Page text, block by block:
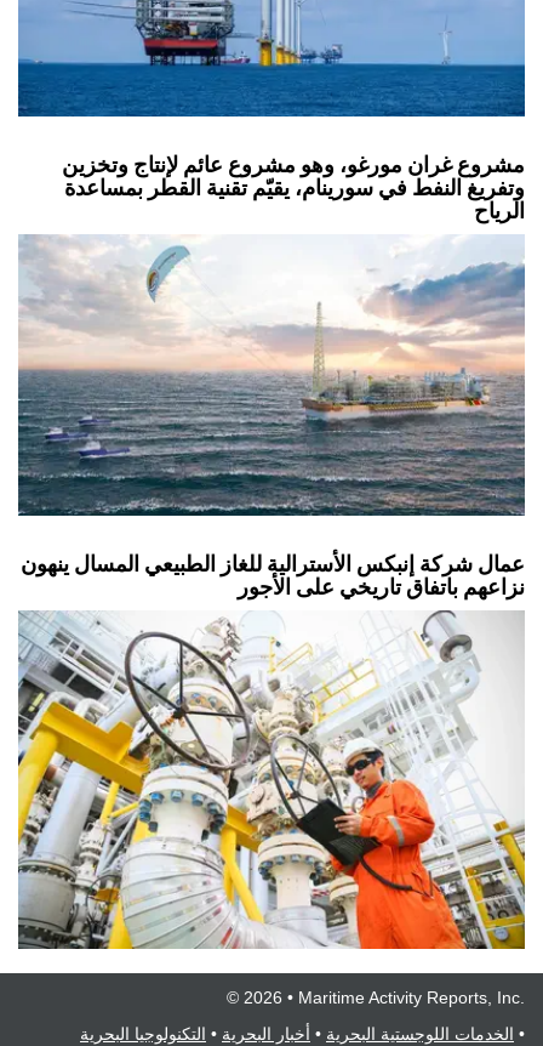
مشروع غران مورغو، وهو مشروع عائم لإنتاج وتخزين
وتفريغ النفط في سورينام، يقيّم تقنية القطر بمساعدة
الرياح
عمال شركة إنبكس الأسترالية للغاز الطبيعي المسال ينهون
نزاعهم باتفاق تاريخي على الأجور
© 2026 • Maritime Activity Reports, Inc.
الخدمات اللوجستية البحرية • أخبار البحرية • التكنولوجيا البحرية •